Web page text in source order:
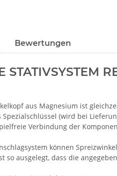
Bewertungen
STATIVSYSTEM
aus Magnesium ist
(wird bei
Verbindung der
können
so ausgelegt, dass die